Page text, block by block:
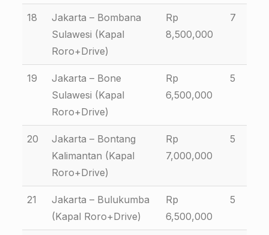
18
Jakarta – Bombana
Sulawesi (Kapal
Roro+Drive)
Rp
8,500,000
7
19
Jakarta – Bone
Sulawesi (Kapal
Roro+Drive)
Rp
6,500,000
5
20
Jakarta – Bontang
Kalimantan (Kapal
Roro+Drive)
Rp
7,000,000
5
21
Jakarta – Bulukumba
(Kapal Roro+Drive)
Rp
6,500,000
5